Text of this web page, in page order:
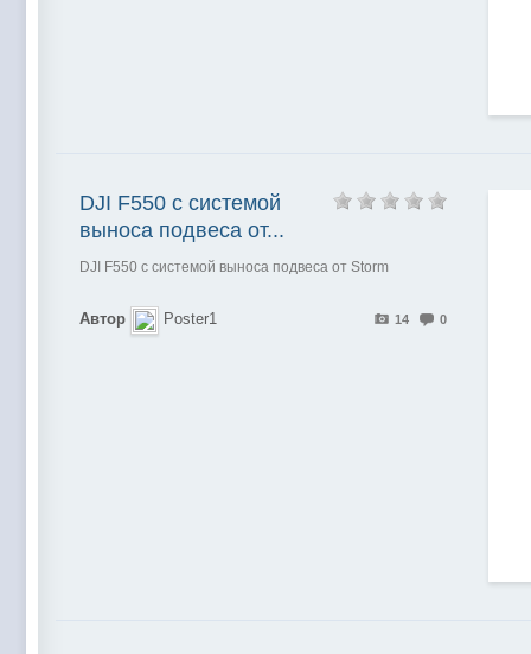
DJI F550 с системой
выноса подвеса от...
DJI F550 с системой выноса подвеса от Storm
14 0
Автор Poster1